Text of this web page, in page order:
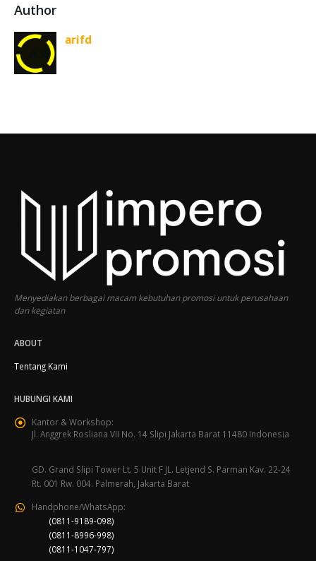
Author
arifd
Menyediakan berbagai macam kebutuhan promosi untuk perusahaan
dan kegiatan
ABOUT
Tentang Kami
HUBUNGI KAMI
Kantor & Workshop:
Jl. Anggrek Rosliana VII No. 14 Slipi Jakarta Barat 11480 Indonesia
GD. Grand Slipi Tower Lt. 5 Unit F JL. Letjend S. Parman Kav. 22-24
Rt. 001 Rw. 004. Palmerah, Jakarta Barat
Handphone/WhatsApp:
(0811-9189-098)
(0811-8996-998)
(0811-1047-797)